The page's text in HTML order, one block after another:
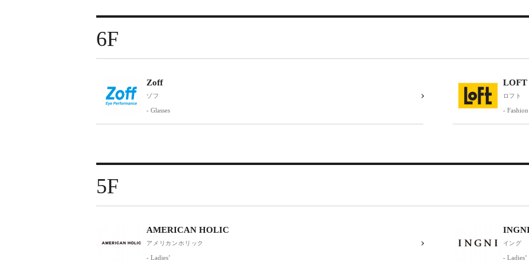
6F
Zoff
ゾフ
- Glasses
LOFT
ロフト
-
5F
AMERICAN HOLIC
アメリカンホリック
- Ladies’
イング
- Ladies’